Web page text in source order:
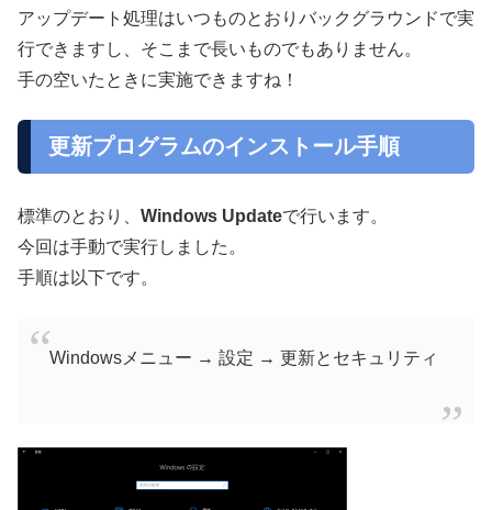
アップデート処理はいつものとおりバックグラウンドで実
行できますし、そこまで長いものでもありません。
手の空いたときに実施できますね！
更新プログラムのインストール手順
標準のとおり、 Windows Updateで行います。
今回は手動で実行しました。
手順は以下です。
Windowsメニュー → 設定 → 更新とセキュリティ